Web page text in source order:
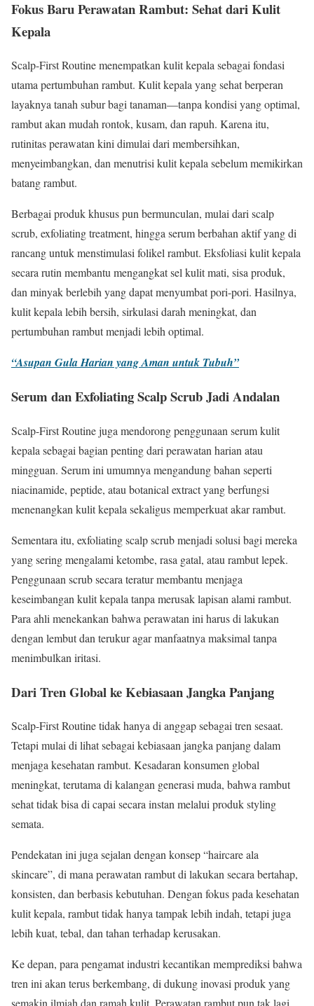
Fokus Baru Perawatan Rambut: Sehat dari Kulit
Kepala
Scalp-First Routine menempatkan kulit kepala sebagai fondasi
utama pertumbuhan rambut. Kulit kepala yang sehat berperan
layaknya tanah subur bagi tanaman—tanpa kondisi yang optimal,
rambut akan mudah rontok, kusam, dan rapuh. Karena itu,
rutinitas perawatan kini dimulai dari membersihkan,
menyeimbangkan, dan menutrisi kulit kepala sebelum memikirkan
batang rambut.
Berbagai produk khusus pun bermunculan, mulai dari scalp
scrub, exfoliating treatment, hingga serum berbahan aktif yang di
rancang untuk menstimulasi folikel rambut. Eksfoliasi kulit kepala
secara rutin membantu mengangkat sel kulit mati, sisa produk,
dan minyak berlebih yang dapat menyumbat pori-pori. Hasilnya,
kulit kepala lebih bersih, sirkulasi darah meningkat, dan
pertumbuhan rambut menjadi lebih optimal.
“Asupan Gula Harian yang Aman untuk Tubuh”
Serum dan Exfoliating Scalp Scrub Jadi Andalan
Scalp-First Routine juga mendorong penggunaan serum kulit
kepala sebagai bagian penting dari perawatan harian atau
mingguan. Serum ini umumnya mengandung bahan seperti
niacinamide, peptide, atau botanical extract yang berfungsi
menenangkan kulit kepala sekaligus memperkuat akar rambut.
Sementara itu, exfoliating scalp scrub menjadi solusi bagi mereka
yang sering mengalami ketombe, rasa gatal, atau rambut lepek.
Penggunaan scrub secara teratur membantu menjaga
keseimbangan kulit kepala tanpa merusak lapisan alami rambut.
Para ahli menekankan bahwa perawatan ini harus di lakukan
dengan lembut dan terukur agar manfaatnya maksimal tanpa
menimbulkan iritasi.
Dari Tren Global ke Kebiasaan Jangka Panjang
Scalp-First Routine tidak hanya di anggap sebagai tren sesaat.
Tetapi mulai di lihat sebagai kebiasaan jangka panjang dalam
menjaga kesehatan rambut. Kesadaran konsumen global
meningkat, terutama di kalangan generasi muda, bahwa rambut
sehat tidak bisa di capai secara instan melalui produk styling
semata.
Pendekatan ini juga sejalan dengan konsep “haircare ala
skincare”, di mana perawatan rambut di lakukan secara bertahap,
konsisten, dan berbasis kebutuhan. Dengan fokus pada kesehatan
kulit kepala, rambut tidak hanya tampak lebih indah, tetapi juga
lebih kuat, tebal, dan tahan terhadap kerusakan.
Ke depan, para pengamat industri kecantikan memprediksi bahwa
tren ini akan terus berkembang, di dukung inovasi produk yang